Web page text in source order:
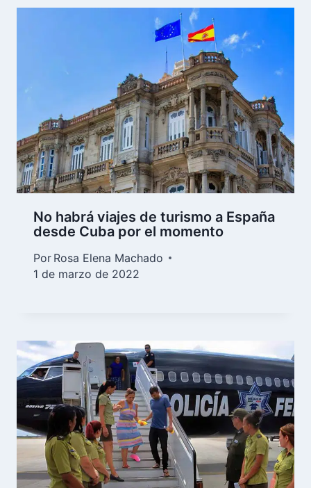
No habrá viajes de turismo a España
desde Cuba por el momento
Por Rosa Elena Machado
1 de marzo de 2022